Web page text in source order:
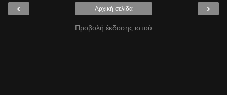
‹ ›
Αρχική σελίδα
Προβολή έκδοσης ιστού